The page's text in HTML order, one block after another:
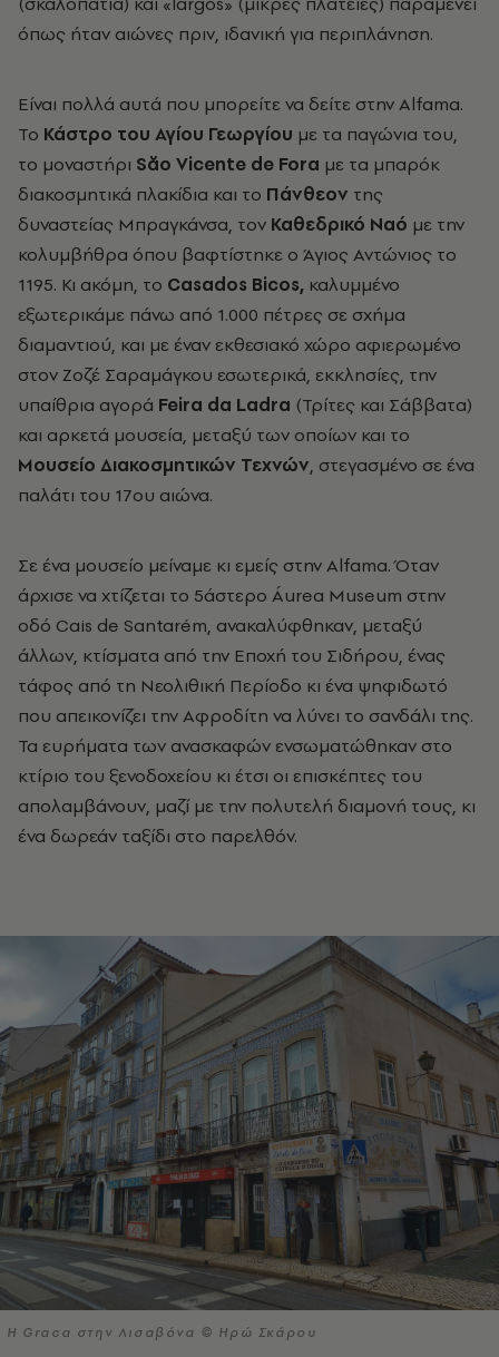
όπως ήταν αιώνες πριν, ιδανική για περιπλάνηση.
Είναι πολλά αυτά που μπορείτε να δείτε στην Alfama.
Το Κάστρο του Αγίου Γεωργίου με τα παγώνια του,
το μοναστήρι Săo Vicente de Fora με τα μπαρόκ
διακοσμητικά πλακίδια και το Πάνθεον της
δυναστείας Μπραγκάνσα, τον Καθεδρικό Ναό με την
κολυμβήθρα όπου βαφτίστηκε ο Άγιος Αντώνιος το
1195. Κι ακόμη, το Casados Bicos, καλυμμένο
εξωτερικάμε πάνω από 1.000 πέτρες σε σχήμα
διαμαντιού, και με έναν εκθεσιακό χώρο αφιερωμένο
στον Ζοζέ Σαραμάγκου εσωτερικά, εκκλησίες, την
υπαίθρια αγορά Feira da Ladra (Τρίτες και Σάββατα)
και αρκετά μουσεία, μεταξύ των οποίων και το
Μουσείο Διακοσμητικών Τεχνών, στεγασμένο σε ένα
παλάτι του 17ου αιώνα.
Σε ένα μουσείο μείναμε κι εμείς στην Alfama. Όταν
άρχισε να χτίζεται το 5άστερο Áurea Museum στην
οδό Cais de Santarém, ανακαλύφθηκαν, μεταξύ
άλλων, κτίσματα από την Εποχή του Σιδήρου, ένας
τάφος από τη Νεολιθική Περίοδο κι ένα ψηφιδωτό
που απεικονίζει την Αφροδίτη να λύνει το σανδάλι της.
Τα ευρήματα των ανασκαφών ενσωματώθηκαν στο
κτίριο του ξενοδοχείου κι έτσι οι επισκέπτες του
απολαμβάνουν, μαζί με την πολυτελή διαμονή τους, κι
ένα δωρεάν ταξίδι στο παρελθόν.
Η Graca στην Λισαβόνα © Ηρώ Σκάρου